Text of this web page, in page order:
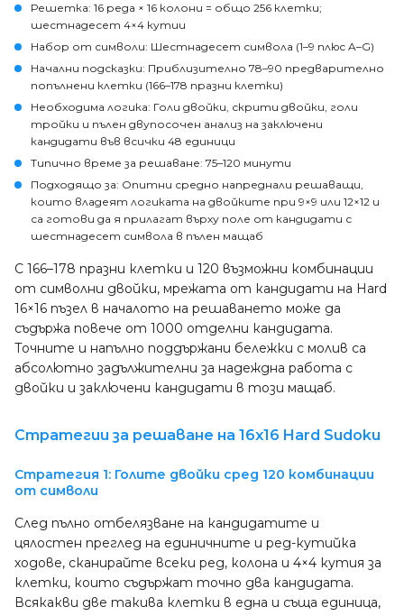
Решетка: 16 реда × 16 колони = общо 256 клетки;
шестнадесет 4×4 кутии
Набор от символи: Шестнадесет символа (1–9 плюс A–G)
Начални подсказки: Приблизително 78–90 предварително
попълнени клетки (166–178 празни клетки)
Необходима логика: Голи двойки, скрити двойки, голи
тройки и пълен двупосочен анализ на заключени
кандидати във всички 48 единици
Типично време за решаване: 75–120 минути
Подходящо за: Опитни средно напреднали решаващи,
които владеят логиката на двойките при 9×9 или 12×12 и
са готови да я прилагат върху поле от кандидати с
шестнадесет символа в пълен мащаб
С 166–178 празни клетки и 120 възможни комбинации
от символни двойки, мрежата от кандидати на Hard
16×16 пъзел в началото на решаването може да
съдържа повече от 1000 отделни кандидата.
Точните и напълно поддържани бележки с молив са
абсолютно задължителни за надеждна работа с
двойки и заключени кандидати в този мащаб.
Стратегии за решаване на 16x16 Hard Sudoku
Стратегия 1: Голите двойки сред 120 комбинации
от символи
След пълно отбелязване на кандидатите и
цялостен преглед на единичните и ред-кутийка
ходове, сканирайте всеки ред, колона и 4×4 кутия за
клетки, които съдържат точно два кандидата.
Всякакви две такива клетки в една и съща единица,